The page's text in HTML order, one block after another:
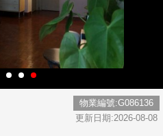
物業編號:G086136
更新日期:2026-08-08